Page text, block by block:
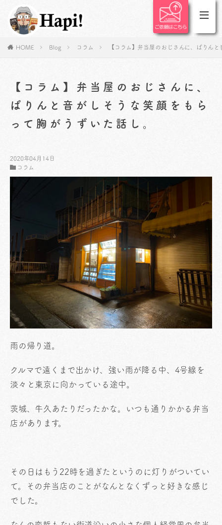
HOME Blog コラム 【コラム】弁当屋のおじさんに、ぱりん
【コラム】弁当屋のおじさんに、
ぱりんと音がしそうな笑顔をもら
って胸がうずいた話し。
2020年04月14日
コラム
雨の帰り道。
クルマで遠くまで出かけ、強い雨が降る中、4号線を
淡々と東京に向かっている途中。
茨城、牛久あたりだったかな。いつも通りかかる弁当
店があります。
その日はもう22時を過ぎたというのに灯りがついてい
て。その弁当店のことがなんとなくずっと好きな感じ
でした。